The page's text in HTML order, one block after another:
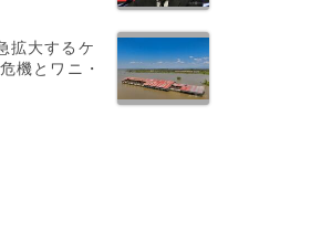
拡大するケ
機とワニ・